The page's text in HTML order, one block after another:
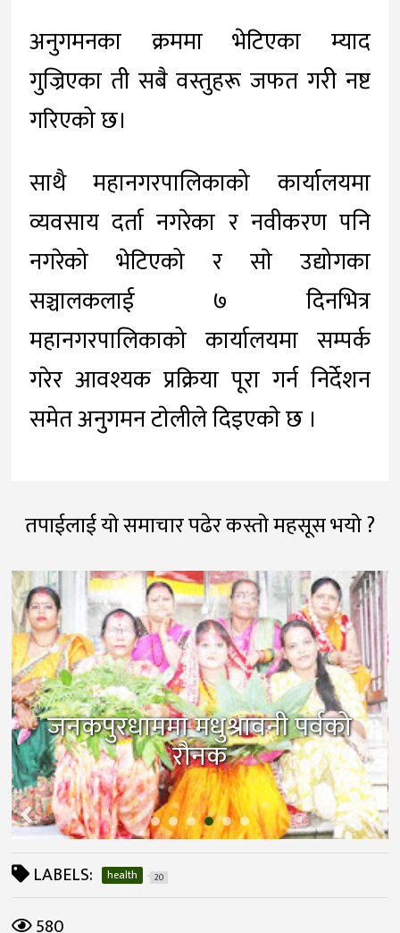
अनुगमनका क्रममा भेटिएका म्याद
गुज्रिएका ती सबै वस्तुहरू जफत गरी नष्ट
गरिएको छ।
साथै महानगरपालिकाको कार्यालयमा
व्यवसाय दर्ता नगरेका र नवीकरण पनि
नगरेको भेटिएको र साे उद्योगका
सञ्चालकलाई ७ दिनभित्र
महानगरपालिकाको कार्यालयमा सम्पर्क
गरेर आवश्यक प्रक्रिया पूरा गर्न निर्देशन
समेत अनुगमन टाेलीले दिइएकाे छ ।
तपाईलाई यो समाचार पढेर कस्तो महसूस भयो ?
जनकपुरधाममा मधुश्रावनी पर्वको
रौनक
LABELS: health 20
580